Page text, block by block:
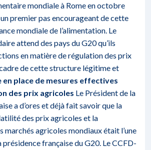
mondiale à Rome en octobre
premier pas encourageant de cette
mondiale de l’alimentation. Le
attend des pays du G20 qu’ils
en matière de régulation des prix
de cette structure légitime et
en place de mesures effectives
des prix agricoles Le Président de la
a d’ores et déjà fait savoir que la
des prix agricoles et la
marchés agricoles mondiaux était l’une
française du G20. Le CCFD-